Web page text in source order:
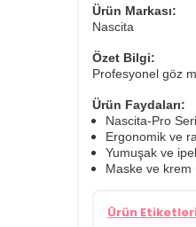
Ürün Markası:
Nascita
Özet Bilgi:
Profesyonel göz
Ürün Faydaları:
Nascita-Pro
Ergonomik ve
Yumuşak ve
Maske ve krem
Ürün